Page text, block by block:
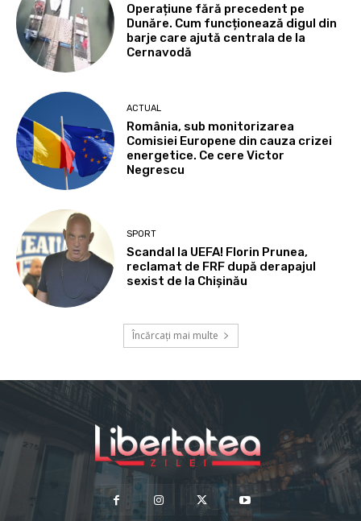
Operațiune fără precedent pe
Dunăre. Cum funcționează digul din
barje care ajută centrala de la
Cernavodă
ACTUAL
România, sub monitorizarea
Comisiei Europene din cauza crizei
energetice. Ce cere Victor
Negrescu
SPORT
Scandal la UEFA! Florin Prunea,
reclamat de FRF după derapajul
sexist de la Chișinău
Încărcați mai multe